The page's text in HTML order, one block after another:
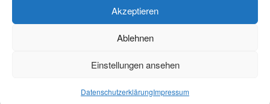
Akzeptieren
Ablehnen
Einstellungen ansehen
DatenschutzerklärungImpressum
Täglich die besten Gewinnspiele und Angebote
Theme: Catch Box byCatch Themes